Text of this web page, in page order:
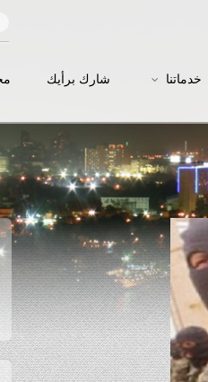
خدماتنا شارك برأيك